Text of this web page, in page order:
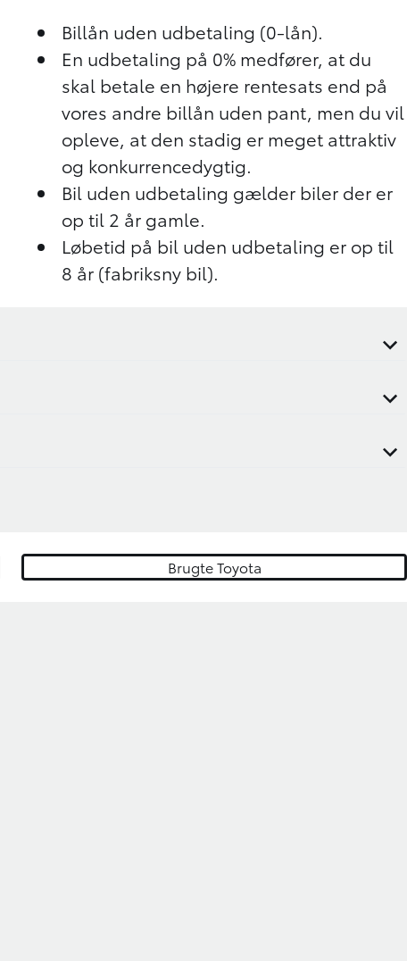
Billån uden udbetaling (0-lån).
En udbetaling på 0% medfører, at du
skal betale en højere rentesats end på
vores andre billån uden pant, men du vil
opleve, at den stadig er meget attraktiv
og konkurrencedygtig.
Bil uden udbetaling gælder biler der er
op til 2 år gamle.
Løbetid på bil uden udbetaling er op til
8 år (fabriksny bil).
Brugte Toyota